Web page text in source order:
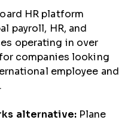
HR platform
payroll, HR, and
operating in over
companies looking
employee and
alternative:Plane